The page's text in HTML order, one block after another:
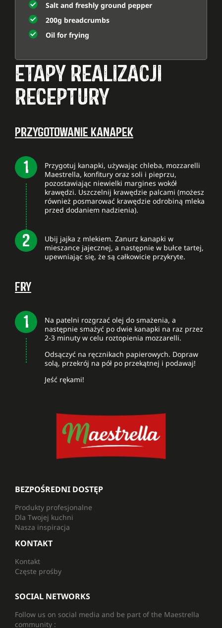
Salt and freshly ground pepper
200g breadcrumbs
Oil for frying
ETAPY REALIZACJI
RECEPTURY
PRZYGOTOWANIE KANAPEK
Przygotuj kanapki, używając chleba, mozzarelli
Maestrella, konfitury oraz soli i pieprzu,
pozostawiając niewielki margines wokół
krawędzi. Uszczelnij krawędzie palcami (możesz
również posmarować krawędzie odrobiną mleka
przed dodaniem nadzienia).
Ubij jajka z mlekiem. Zanurz kanapki w
mieszance jajecznej, a następnie w bułce tartej,
upewniając się, że są całkowicie przykryte.
FRY
Na patelni rozgrzać olej do smażenia, a
następnie smażyć po dwie kanapki na raz przez
2-3 minuty w celu roztopienia mozzarelli.
Odsączyć na ręcznikach papierowych. Dopraw
solą, przekrój na pół po przekątnej i podawaj!
Jeść rękami!
BEZPOŚREDNI DOSTĘP
Produkty profesjonalne
Dla Twojej kuchni
Nasza inspiracja
KONTAKT
Kontakt
Częste prośby
SOCIAL NETWORKS
Follow us on social media and be part of the Maestrella
community :